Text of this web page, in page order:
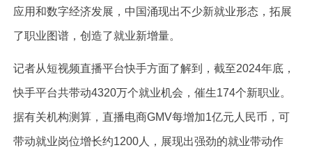
应用和数字经济发展，中国涌现出不少新就业形态，拓展
了职业图谱，创造了就业新增量。
记者从短视频直播平台快手方面了解到，截至2024年底，
快手平台共带动4320万个就业机会，催生174个新职业。
据有关机构测算，直播电商GMV每增加1亿元人民币，可
带动就业岗位增长约1200人，展现出强劲的就业带动作